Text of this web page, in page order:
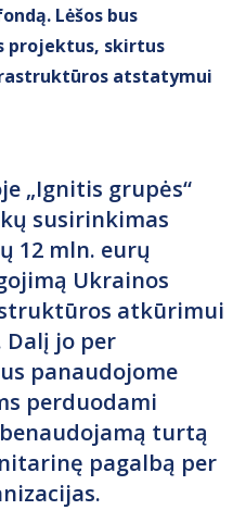
Lėšos bus
projektus, skirtus
atstatymui
„Ignitis grupės“
susirinkimas
12 mln. eurų
Ukrainos
atkūrimui
jo per
panaudojome
perduodami
turtą
pagalbą per